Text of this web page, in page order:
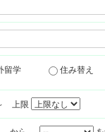
留学 住み替え
上限